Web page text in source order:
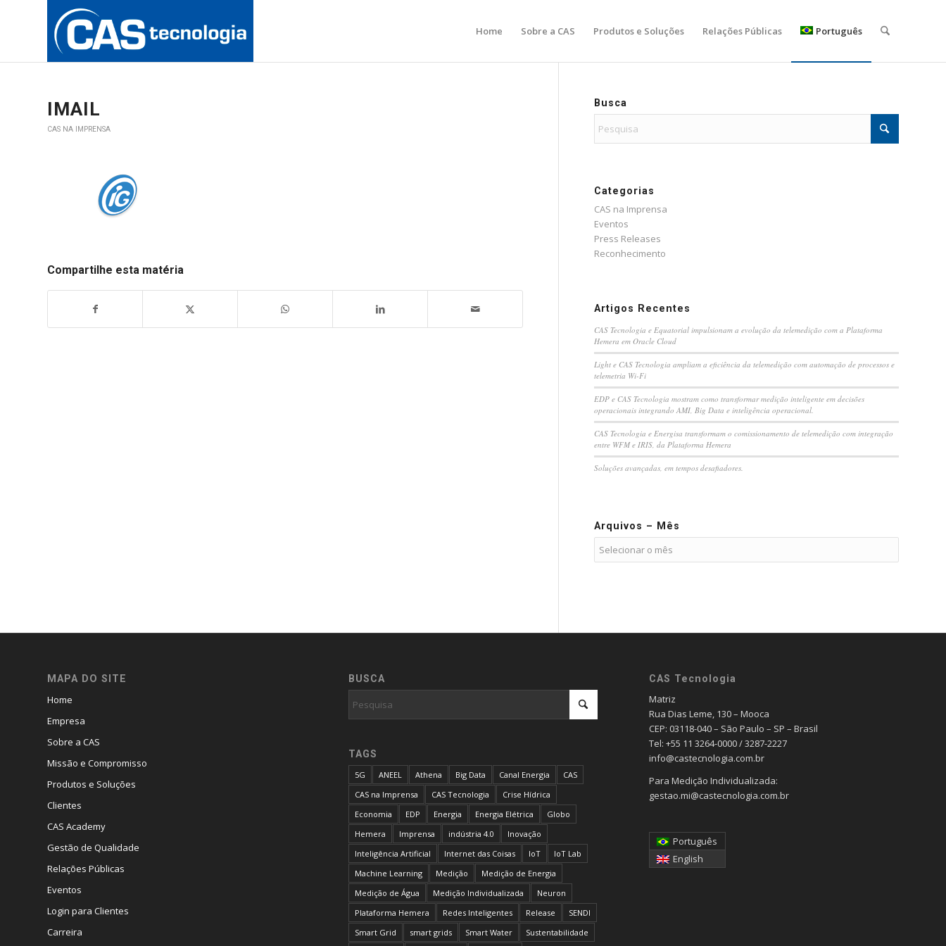
Home Sobre a CAS Produtos e Soluções Relações Públicas Português
IMAIL
CAS NA IMPRENSA
Compartilhe esta matéria
Busca
Categorias
CAS na Imprensa
Eventos
Press Releases
Reconhecimento
Artigos Recentes
CAS Tecnologia e Equatorial impulsionam a evolução da telemedição com a Plataforma
Hemera em Oracle Cloud
Light e CAS Tecnologia ampliam a eficiência da telemedição com automação de processos e
telemetria Wi-Fi
EDP e CAS Tecnologia mostram como transformar medição inteligente em decisões
operacionais integrando AMI, Big Data e inteligência operacional.
CAS Tecnologia e Energisa transformam o comissionamento de telemedição com integração
entre WFM e IRIS, da Plataforma Hemera
Soluções avançadas, em tempos desafiadores.
Arquivos – Mês
MAPA DO SITE
Home
Empresa
Sobre a CAS
Missão e Compromisso
Produtos e Soluções
Clientes
CAS Academy
Gestão de Qualidade
Relações Públicas
Eventos
Login para Clientes
Carreira
BUSCA
TAGS
5G ANEEL Athena Big Data Canal Energia
CAS
CAS na Imprensa
CAS Tecnologia
Crise Hídrica
Economia
EDP Energia Energia Elétrica
Globo
Hemera
Imprensa indústria 4.0
Inovação
Inteligência Artificial
Internet das Coisas IoT
IoT Lab
Machine Learning
Medição
Medição de Energia
Medição de Água
Medição Individualizada
Neuron
Plataforma Hemera
Redes Inteligentes Release
SENDI
Smart Grid
smart grids Smart Water Sustentabilidade
CAS Tecnologia
Matriz
Rua Dias Leme, 130 – Mooca
CEP: 03118-040 – São Paulo – SP – Brasil
Tel: +55 11 3264-0000 / 3287-2227
info@castecnologia.com.br
Para Medição Individualizada:
gestao.mi@castecnologia.com.br
Português
English